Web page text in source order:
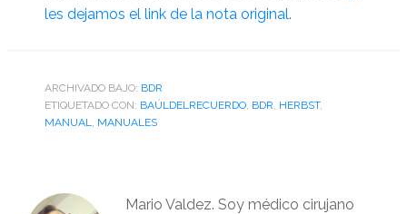
les dejamos el link de la nota original.
ARCHIVADO BAJO: BDR
ETIQUETADO CON: BAÚLDELRECUERDO, BDR HERBST,
MANUAL
MANUALES
Mario Valdez. Soy médico cirujano